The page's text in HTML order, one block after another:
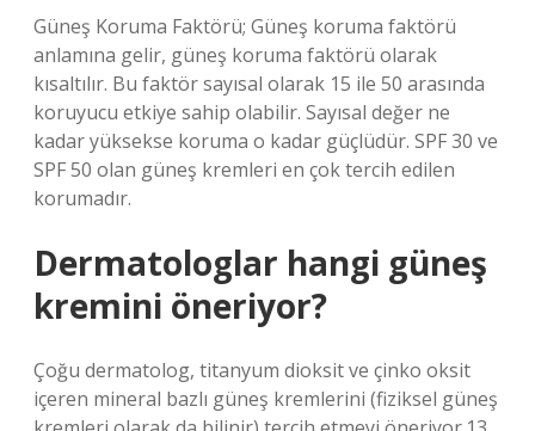
Güneş Koruma Faktörü; Güneş koruma faktörü
anlamına gelir, güneş koruma faktörü olarak
kısaltılır. Bu faktör sayısal olarak 15 ile 50 arasında
koruyucu etkiye sahip olabilir. Sayısal değer ne
kadar yüksekse koruma o kadar güçlüdür. SPF 30 ve
SPF 50 olan güneş kremleri en çok tercih edilen
korumadır.
Dermatologlar hangi güneş
kremini öneriyor?
Çoğu dermatolog, titanyum dioksit ve çinko oksit
içeren mineral bazlı güneş kremlerini (fiziksel güneş